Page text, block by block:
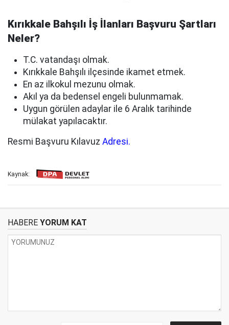
Kırıkkale Bahşılı İş İlanları Başvuru Şartları
Neler?
T.C. vatandaşı olmak.
Kırıkkale Bahşılı ilçesinde ikamet etmek.
En az ilkokul mezunu olmak.
Akıl ya da bedensel engeli bulunmamak.
Uygun görülen adaylar ile 6 Aralık tarihinde
mülakat yapılacaktır.
Resmi Başvuru Kılavuz Adresi.
Kaynak:
HABERE YORUM KAT